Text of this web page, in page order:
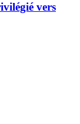
vers